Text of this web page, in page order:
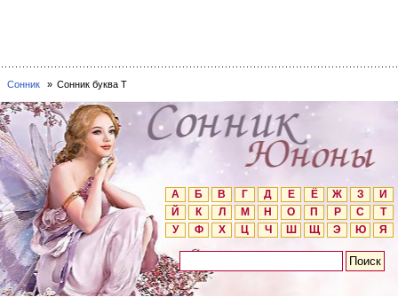
Сонник Сонник буква Т
А Б В Г Д Е Ё Ж З
И
Й
К Л М Н О П Р С
Т
У
Ф Х Ц Ч Ш Щ Э Ю Я